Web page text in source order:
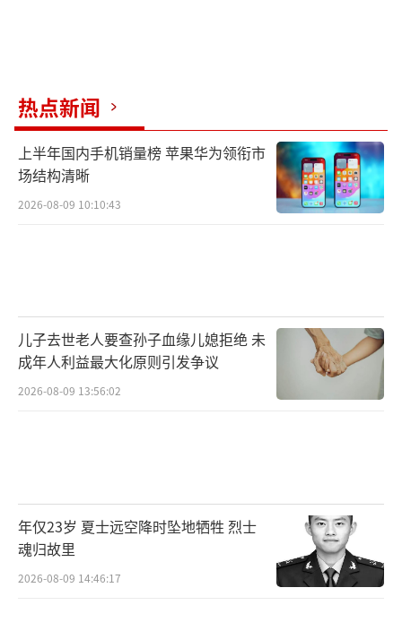
热点新闻
上半年国内手机销量榜 苹果华为领衔市
场结构清晰
2026-08-09 10:10:43
儿子去世老人要查孙子血缘儿媳拒绝 未
成年人利益最大化原则引发争议
2026-08-09 13:56:02
年仅23岁 夏士远空降时坠地牺牲 烈士
魂归故里
2026-08-09 14:46:17